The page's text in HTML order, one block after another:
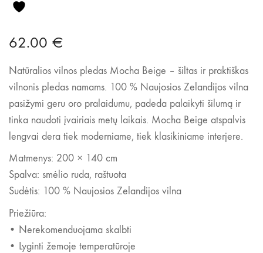
62.00 €
Natūralios vilnos pledas Mocha Beige – šiltas ir praktiškas
vilnonis pledas namams. 100 % Naujosios Zelandijos vilna
pasižymi geru oro pralaidumu, padeda palaikyti šilumą ir
tinka naudoti įvairiais metų laikais. Mocha Beige atspalvis
lengvai dera tiek moderniame, tiek klasikiniame interjere.
Matmenys: 200 × 140 cm
Spalva: smėlio ruda, raštuota
Sudėtis: 100 % Naujosios Zelandijos vilna
Priežiūra:
• Nerekomenduojama skalbti
• Lyginti žemoje temperatūroje